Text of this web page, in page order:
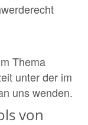
Thema
unter der im
uns wenden.
von